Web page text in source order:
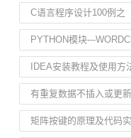
C语言程序设计100例之
PYTHON模块---
IDEA安装教程及使用方
有重复数据不插入或更
矩阵按键的原理及代码